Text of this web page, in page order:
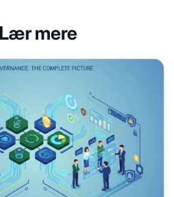
Lær mere
Politisk Rammeværk